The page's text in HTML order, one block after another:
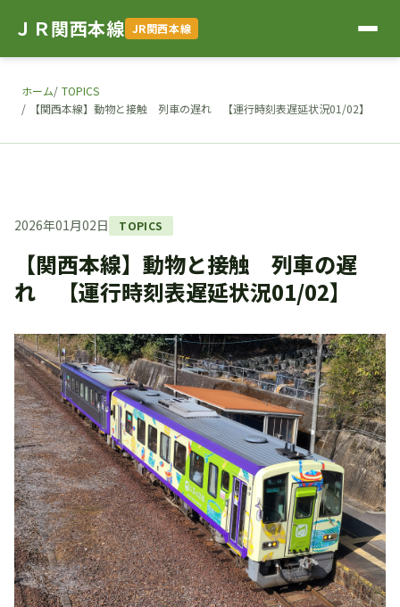
ＪＲ関西本線 JR関西本線
ホーム TOPICS
【関西本線】動物と接触 列車の遅れ 【運行時刻表遅延状況01/02】
2026年01月02日 TOPICS
【関西本線】動物と接触 列車の遅
れ 【運行時刻表遅延状況01/02】